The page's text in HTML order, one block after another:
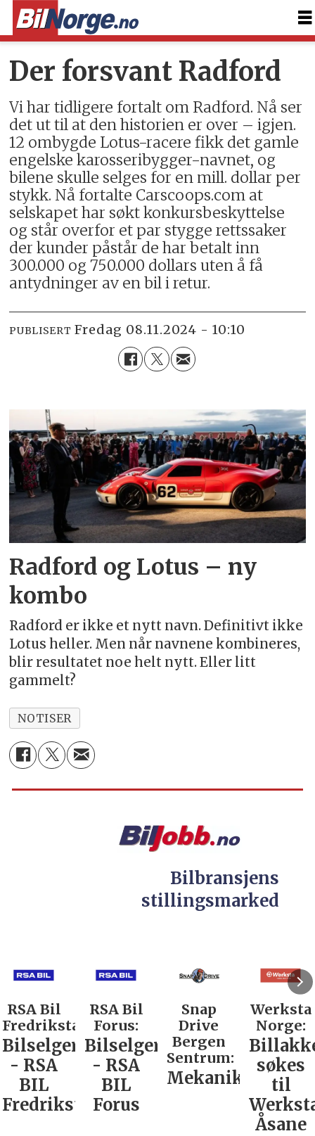
Der forsvant Radford
Vi har tidligere fortalt om Radford. Nå ser
det ut til at den historien er over – igjen.
12 ombygde Lotus-racere fikk det gamle
engelske karosseribygger-navnet, og
bilene skulle selges for en mill. dollar per
stykk. Nå fortalte Carscoops.com at
selskapet har søkt konkursbeskyttelse
og står overfor et par stygge rettssaker
der kunder påstår de har betalt inn
300.000 og 750.000 dollars uten å få
antydninger av en bil i retur.
PUBLISERT fredag 08.11.2024 - 10:10
Radford og Lotus – ny
kombo
Radford er ikke et nytt navn. Definitivt ikke
Lotus heller. Men når navnene kombineres,
blir resultatet noe helt nytt. Eller litt
gammelt?
NOTISER
Bilbransjens
stillingsmarked
RSA Bil
Fredrikstad:
Bilselger
- RSA
BIL
Fredrikstad
RSA Bil
Forus:
Bilselger
- RSA
BIL
Forus
Snap
Drive
Bergen
Sentrum:
Mekaniker
Werksta
Norge:
søkes
til
Åsane